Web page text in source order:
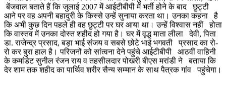
बेंजवाल बताते हैं कि जुलाई 2007 में आईटीबीपी में भर्ती होने के बाद छुट्टी
आने पर वह अपनी बहादुरी के किस्से उन्हें सुनाया करता था। उनका कहना है
कि अभी कुछ दिन पहले ही वह छुट्टी पर घर आया था। उन्हें विश्वास नहीं होता
कि वास्तव में उनका दोस्त शहीद हो गया है। घर में वृद्ध माता लीला देवी, पिता
डा. राजेन्द्र प्रसाद, बड़ा भाई संजय व सबसे छोटे भाई भगवती प्रसाद का रो-
रो कर बुरा हाल है। परिजनों को सांत्वना देने पहुंचे आईटीबीपी आठवीं वाहिनी
के कमांडेट सुनील रंजन राय व तहसीलदार पोखरी बीएस मरांडी ने बताया कि
देर शाम तक शहीद का पार्थिव शरीर सैन्य सम्मान के साथ पैत्रक गांव पहुंचेगा।